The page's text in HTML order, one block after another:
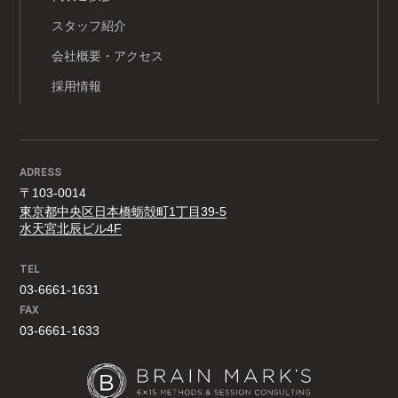
スタッフ紹介
会社概要・アクセス
採用情報
ADRESS
〒103-0014
東京都中央区日本橋蛎殻町1丁目39-5
水天宮北辰ビル4F
TEL
03-6661-1631
FAX
03-6661-1633